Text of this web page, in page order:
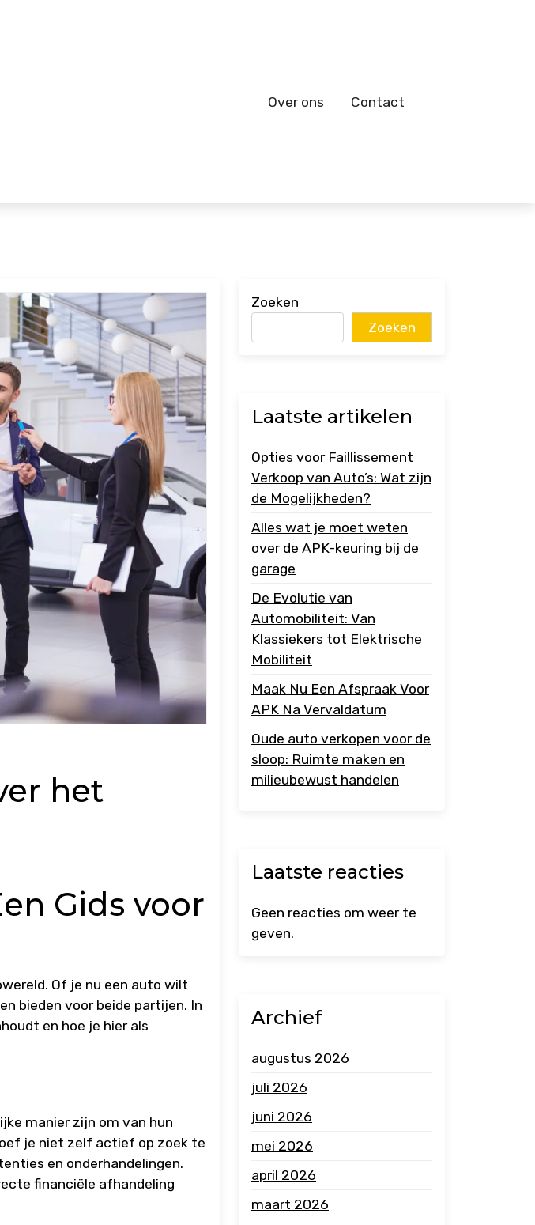
Over ons Contact
het
Gids voor
Of je nu een auto wilt
bieden voor beide partijen. In
en hoe je hier als
manier zijn om van hun
je niet zelf actief op zoek te
en onderhandelingen.
financiële afhandeling
Zoeken
Zoeken
Laatste artikelen
Opties voor Faillissement
Verkoop van Auto’s: Wat zijn
de Mogelijkheden?
Alles wat je moet weten
over de APK-keuring bij de
garage
De Evolutie van
Automobiliteit: Van
Klassiekers tot Elektrische
Mobiliteit
Maak Nu Een Afspraak Voor
APK Na Vervaldatum
Oude auto verkopen voor de
sloop: Ruimte maken en
milieubewust handelen
Laatste reacties
Geen reacties om weer te
geven.
Archief
augustus 2026
juli 2026
juni 2026
mei 2026
april 2026
maart 2026